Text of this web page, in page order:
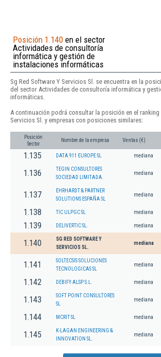
Posición 1.140 en el sector
Actividades de consultoría
informática y gestión de
instalaciones informáticas
Sg Red Software Y Servicios Sl. se encuentra en la
del sector Actividades de consultoría informática y
informáticas.
A continuación podrá consultar la posición en el ranking
Servicios Sl. y empresas con posiciones similares:
Posición
Sector
Nombre de la empresa Ventas (€)
1.135 DATA 911 EUROPE SL mediana
1.136
TEGIN CONSULTORES
SOCIEDAD LIMITADA.
mediana
1.137
EHRHARDT & PARTNER
SOLUTIONS ESPAÑA SL
mediana
1.138 TIC ULPGC SL mediana
1.139 DELIVERTIC SL. mediana
1.140
SG RED SOFTWARE Y
SERVICIOS SL.
mediana
1.141
SOLTECSIS SOLUCIONES
TECNOLOGICAS SL
mediana
1.142 DEBIFY ALSP S.L. mediana
1.143
SOFT POINT CONSULTORES
SL
mediana
1.144 MCRIT SL mediana
1.145
K-LAGAN ENGINEERING &
INNOVATION SL.
mediana